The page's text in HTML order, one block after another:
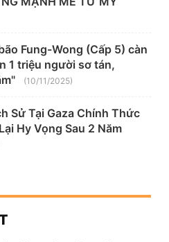
Fung-Wong (Cấp 5) càn
1 triệu người sơ tán,
(10/11/2025)
Sử Tại Gaza Chính Thức
Hy Vọng Sau 2 Năm